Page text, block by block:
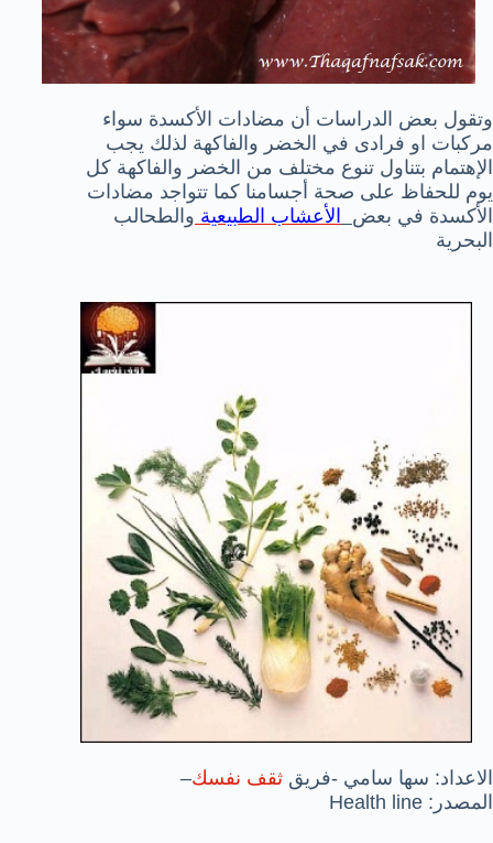
وتقول بعض الدراسات أن مضادات الأكسدة سواء
مركبات او فرادى في الخضر والفاكهة لذلك يجب
الإهتمام بتناول تنوع مختلف من الخضر والفاكهة كل
يوم للحفاظ على صحة أجسامنا كما تتواجد مضادات
الأكسدة في بعض
الأعشاب الطبيعية والطحالب
البحرية
الاعداد: سها سامي -فريق ثقف نفسك–
المصدر: Health line